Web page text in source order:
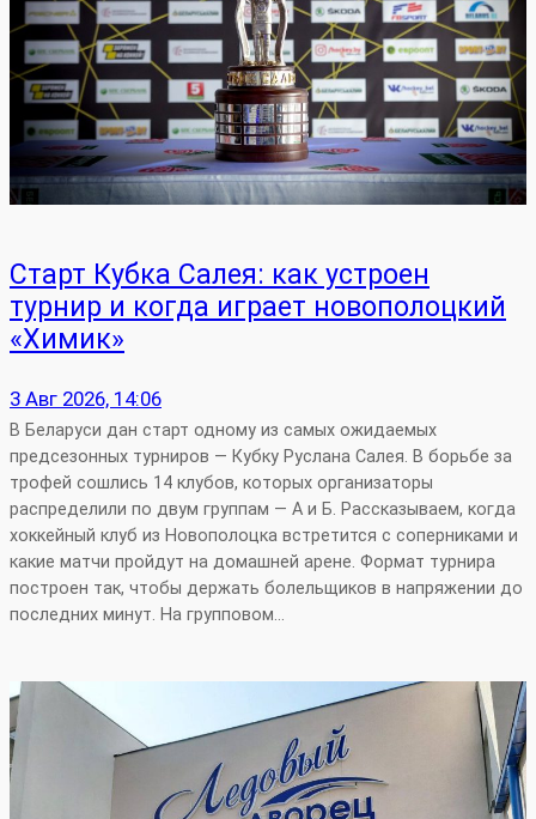
Старт Кубка Салея: как устроен
турнир и когда играет новополоцкий
«Химик»
3 Авг 2026, 14:06
В Беларуси дан старт одному из самых ожидаемых
предсезонных турниров — Кубку Руслана Салея. В борьбе за
трофей сошлись 14 клубов, которых организаторы
распределили по двум группам — А и Б. Рассказываем, когда
хоккейный клуб из Новополоцка встретится с соперниками и
какие матчи пройдут на домашней арене. Формат турнира
построен так, чтобы держать болельщиков в напряжении до
последних минут. На групповом…